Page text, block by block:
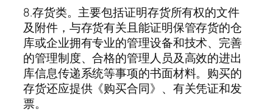
8.存货类。主要包括证明存货所有权的文件
及附件，与存货有关且能证明保管存货的仓
库或企业拥有专业的管理设备和技术、完善
的管理制度、合格的管理人员及高效的进出
库信息传递系统等事项的书面材料。购买的
存货还应提供《购买合同》、有关凭证和发
票。